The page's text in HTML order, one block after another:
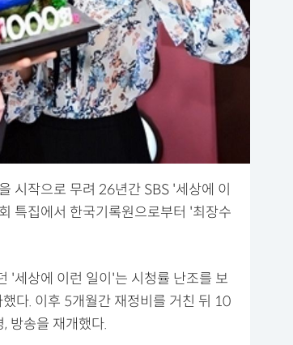
시작으로 무려 26년간 SBS '세상에 이
특집에서 한국기록원으로부터 '최장수
'세상에 이런 일이'는 시청률 난조를 보
다. 이후 5개월간 재정비를 거친 뒤 10
방송을 재개했다.